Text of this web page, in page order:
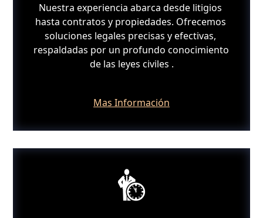
Nuestra experiencia abarca desde litigios
hasta contratos y propiedades. Ofrecemos
soluciones legales precisas y efectivas,
respaldadas por un profundo conocimiento
de las leyes civiles .
Mas Información